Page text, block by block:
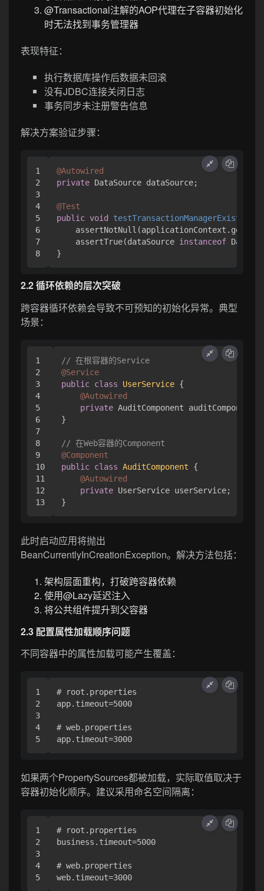
@Transactional注解的AOP代理在子容器初始化
时无法找到事务管理器
表现特征：
执行数据库操作后数据未回滚
没有JDBC连接关闭日志
事务同步未注册警告信息
解决方案验证步骤：
1
2
3
4
5
6
7
@Autowired
private DataSource dataSource;
@Test
public void testTransactionManagerExists
    assertTrue(dataSource
instanceof
2.2 循环依赖的层次突破
跨容器循环依赖会导致不可预知的初始化异常。典型
场景：
1
2
3
4
5
6
7
8
9
10
11
12
// 在根容器的Service
@Service
public class UserService {
@Autowired
private AuditComponent auditComponent;
}
// 在Web容器的Component
@Component
public class AuditComponent {
@Autowired
private UserService userService;
此时启动应用将抛出
BeanCurrentlyInCreationException。解决方法包括：
架构层面重构，打破跨容器依赖
使用@Lazy延迟注入
将公共组件提升到父容器
2.3 配置属性加载顺序问题
不同容器中的属性加载可能产生覆盖：
1
2
3
4
# root.properties
app.timeout=5000
# web.properties
如果两个PropertySources都被加载，实际取值取决于
容器初始化顺序。建议采用命名空间隔离：
1
2
3
4
# root.properties
business.timeout=5000
# web.properties